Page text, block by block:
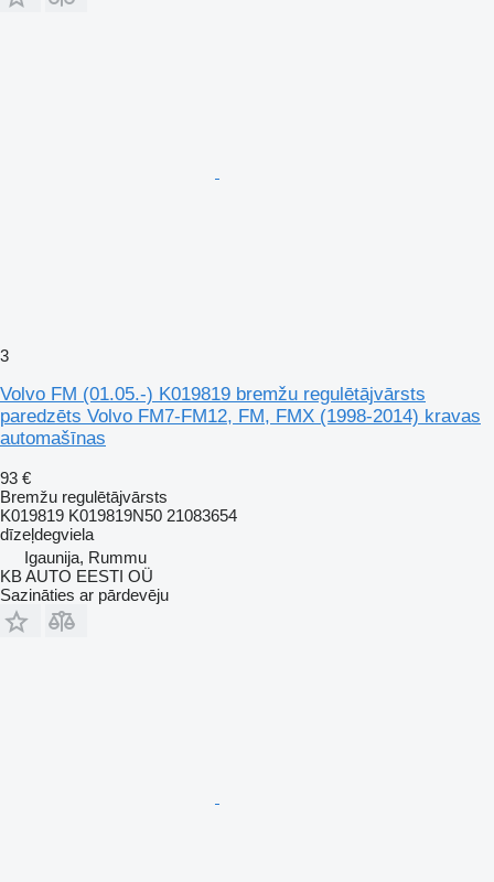
3
Volvo FM (01.05.-) K019819 bremžu regulētājvārsts
paredzēts Volvo FM7-FM12, FM, FMX (1998-2014) kravas
automašīnas
93 €
Bremžu regulētājvārsts
K019819 K019819N50 21083654
dīzeļdegviela
Igaunija, Rummu
KB AUTO EESTI OÜ
Sazināties ar pārdevēju